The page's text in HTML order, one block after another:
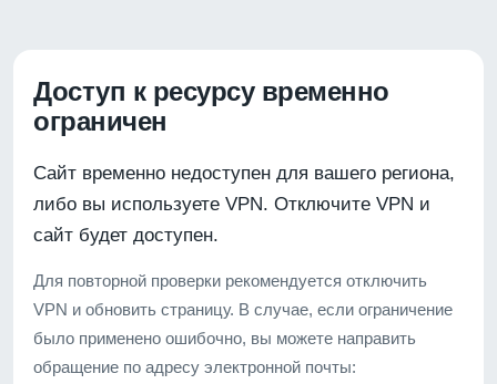
Доступ к ресурсу временно
ограничен
Сайт временно недоступен для вашего региона,
либо вы используете VPN. Отключите VPN и
сайт будет доступен.
Для повторной проверки рекомендуется отключить
VPN и обновить страницу. В случае, если ограничение
было применено ошибочно, вы можете направить
обращение по адресу электронной почты: